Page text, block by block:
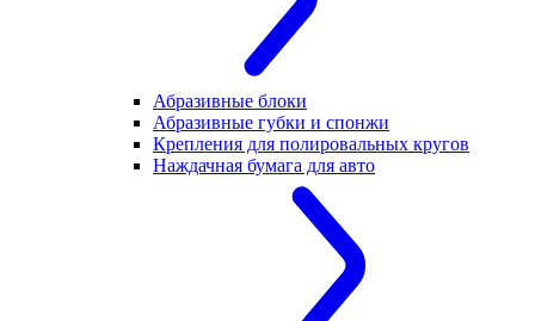
Абразивные блоки
Абразивные губки и спонжи
Крепления для полировальных кругов
Наждачная бумага для авто